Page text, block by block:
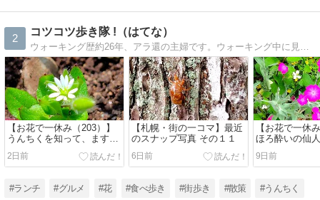
2
コツコツ歩き隊 !（はてな）
ウォーキング歴約26年、アラ還の主婦です。ウォーキング中に見つけたものや感心したもの、疑問に思ったものを記録しています。うんちくも大好きです。
【お花で一休み（203）】
うんちくを知って、ますま
す取り去るのが悪いように
思ってしまった花
2日前
【札幌・街の一コマ】最近
のスナップ写真 その１１
6日前
【お花で一休
ほろ酔いの仙
9日前
#ランチ #グルメ #花 #食べ歩き #街歩き #散策 #うんちく